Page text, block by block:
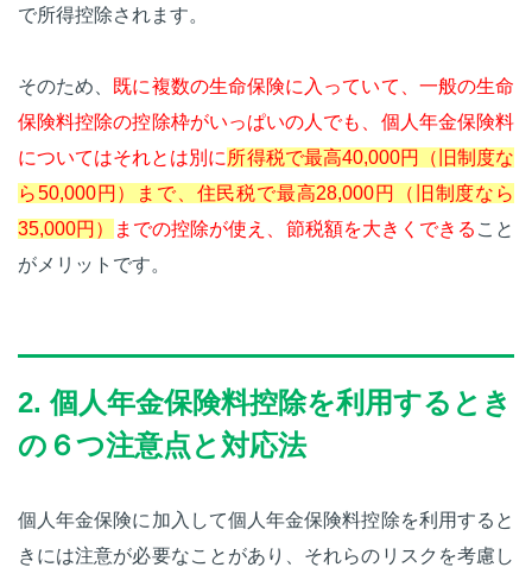
で所得控除されます。
そのため、 既に複数の生命保険に入っていて、一般の生命
保険料控除の控除枠がいっぱいの人でも、個人年金保険料
についてはそれとは別に 所得税で最高40,000円（旧制度な
ら50,000円）まで、住民税で最高28,000円（旧制度なら
35,000円）
までの控除が使え、節税額を大きくできる こと
がメリットです。
2. 個人年金保険料控除を利用するとき
の６つ注意点と対応法
個人年金保険に加入して個人年金保険料控除を利用すると
きには注意が必要なことがあり、それらのリスクを考慮し